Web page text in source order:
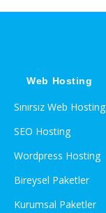
Web Hosting
Sınırsız Web Hosting
SEO Hosting
Wordpress Hosting
Bireysel Paketler
Kurumsal Paketler